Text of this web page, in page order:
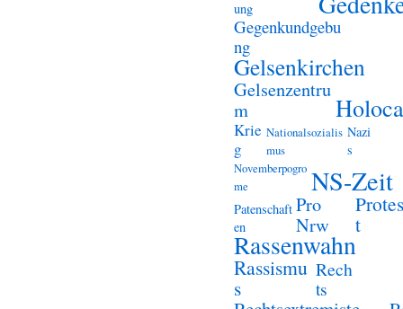
ung
Gegenkundgebu
ng
Gelsenkirchen
Gelsenzentru
m
Krie
g
Nationalsozialis
mus
Nazi
s
Novemberpogro
me
NS-Zeit
Patenschaft
en
Pro
Nrw
Protes
t
Rassenwahn
Rassismu
s
Rech
ts